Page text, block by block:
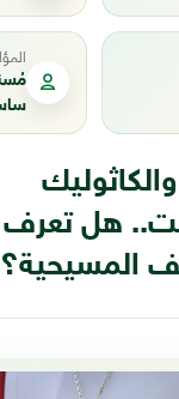
هل تعرف
المسيحية؟